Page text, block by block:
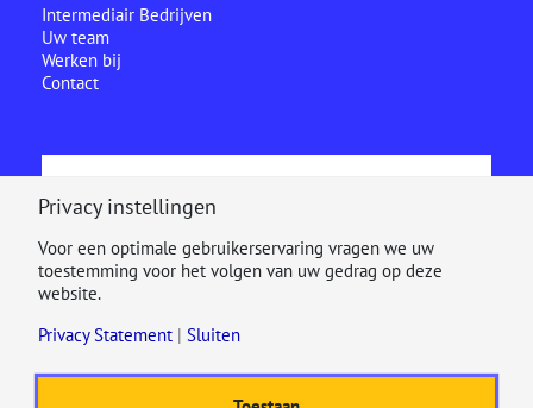
Intermediair Bedrijven
Uw team
Werken bij
Contact
Privacy instellingen
Voor een optimale gebruikerservaring vragen we uw
toestemming voor het volgen van uw gedrag op deze
website.
Privacy Statement | Sluiten